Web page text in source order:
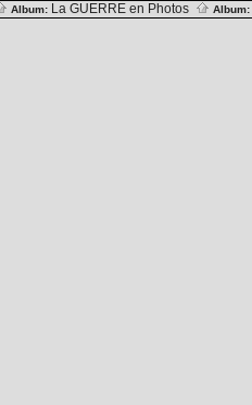
Album: La GUERRE en Photos Album: